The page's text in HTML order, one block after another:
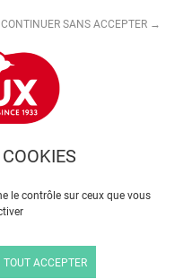
le contrôle sur ceux que vous
CONTINUER SANS ACCEPTER →
TOUT ACCEPTER
ce que c'est ?
qui ont impact
:
définie et écrite